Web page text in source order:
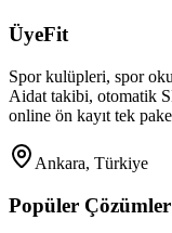
ÜyeFit
Spor kulüpleri, spor
Aidat takibi, otomatik
online ön kayıt tek
Ankara, Türkiye
Popüler Çözümler